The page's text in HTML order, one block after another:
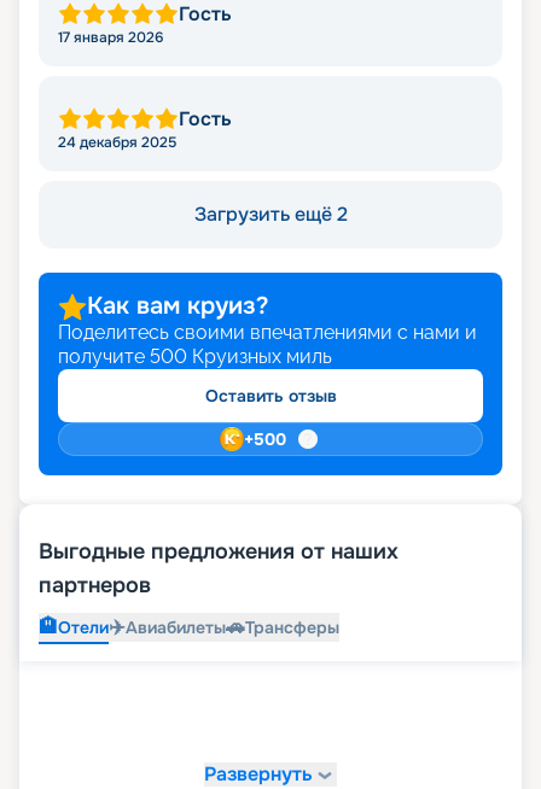
Гость
17 января 2026
Гость
24 декабря 2025
Загрузить ещё 2
Как вам круиз?
Поделитесь своими впечатлениями с нами и
получите 500 Круизных миль
Оставить отзыв
+500
Выгодные предложения от наших
партнеров
🏨Отели✈️Авиабилеты🚗Трансферы
Развернуть